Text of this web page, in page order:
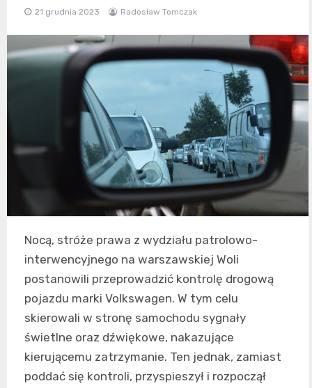
21 grudnia 2023 Radosław Tomczak
Nocą, stróże prawa z wydziału patrolowo-
interwencyjnego na warszawskiej Woli
postanowili przeprowadzić kontrolę drogową
pojazdu marki Volkswagen. W tym celu
skierowali w stronę samochodu sygnały
świetlne oraz dźwiękowe, nakazujące
kierującemu zatrzymanie. Ten jednak, zamiast
poddać się kontroli, przyspieszył i rozpoczął